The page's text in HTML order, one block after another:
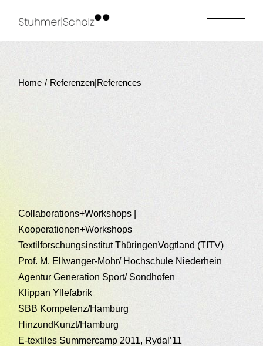
Home Referenzen|References
Collaborations+Workshops |
Kooperationen+Workshops
Textilforschungsinstitut ThüringenVogtland (TITV)
Prof. M. Ellwanger-Mohr/ Hochschule Niederhein
Agentur Generation Sport/ Sondhofen
Klippan Yllefabrik
SBB Kompetenz/Hamburg
HinzundKunzt/Hamburg
E-textiles Summercamp 2011, Rydal’11